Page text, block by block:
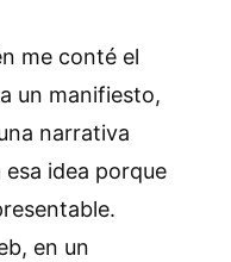
me conté el
un manifiesto,
narrativa
idea porque
en un